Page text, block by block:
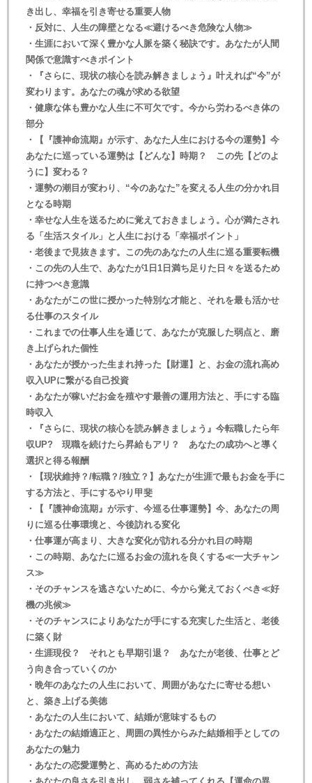
き出し、幸福を引き寄せる重要人物
・反対に、人生の障壁となる≪避けるべき危険な人物≫
・生涯において深く豊かな人脈を築く秘訣です。あなたが人間
関係で意識すべきポイント
・『さらに、現状の核心を読み解きましょう』叶えれば“今”が
変わります。あなたの魂が求める欲望
・健康な体も豊かな人生に不可欠です。今から労わるべき体の
部分
・【『護神命流期』が示す、あなた人生における今の運勢】今
あなたに巡っている運勢は【どんな】時期？ この先【どのよ
うに】変わる？
・運勢の潮目が変わり、“今のあなた”を変える人生の分かれ目
となる時期
・幸せな人生を送るために覚えておきましょう。心が満たされ
る「生活スタイル」と人生における「幸福ポイント」
・老後まで見抜きます。この先のあなたの人生に巡る重要転機
・この先の人生で、あなたが1日1日満ち足りた日々を送るため
に持つべき意識
・あなたがこの世に授かった特別な才能と、それを最も活かせ
る仕事のスタイル
・これまでの仕事人生を通じて、あなたが克服した弱点と、磨
き上げられた個性
・あなたが授かった生まれ持った【財運】と、お金の流れ高め
収入UPに繋がる自己投資
・あなたが稼いだお金を殖やす最善の運用方法と、手にする臨
時収入
・『さらに、現状の核心を読み解きましょう』今転職したら年
収UP? 現職を続けたら昇給もアリ？ あなたの成功へと導く
選択と得る報酬
・【現状維持？/転職？/独立？】あなたが生涯で最もお金を手に
する方法と、手にするやり甲斐
・【『護神命流期』が示す、今巡る仕事運勢】今、あなたの周
りに巡る仕事環境と、今後訪れる変化
・仕事運が高まり、大きな変化が訪れる分かれ目の時期
・この時期、あなたに巡るお金の流れを良くする≪一大チャン
ス≫
・そのチャンスを逃さないために、今から覚えておくべき≪好
機の兆候≫
・そのチャンスによりあなたが手にする充実した生活と、老後
に築く財
・生涯現役？ それとも早期引退？ あなたが老後、仕事とど
う向き合っていくのか
・晩年のあなたの人生において、周囲があなたに寄せる想い
と、築き上げる美徳
・あなたの人生において、結婚が意味するもの
・あなたの結婚適正と、周囲の異性からみた結婚相手としての
あなたの魅力
・あなたの恋愛運勢と、高めるための方法